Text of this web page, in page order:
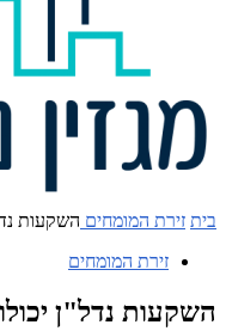
בית זירת המומחים השקעות
זירת המומחים
השקעות נדל"ן